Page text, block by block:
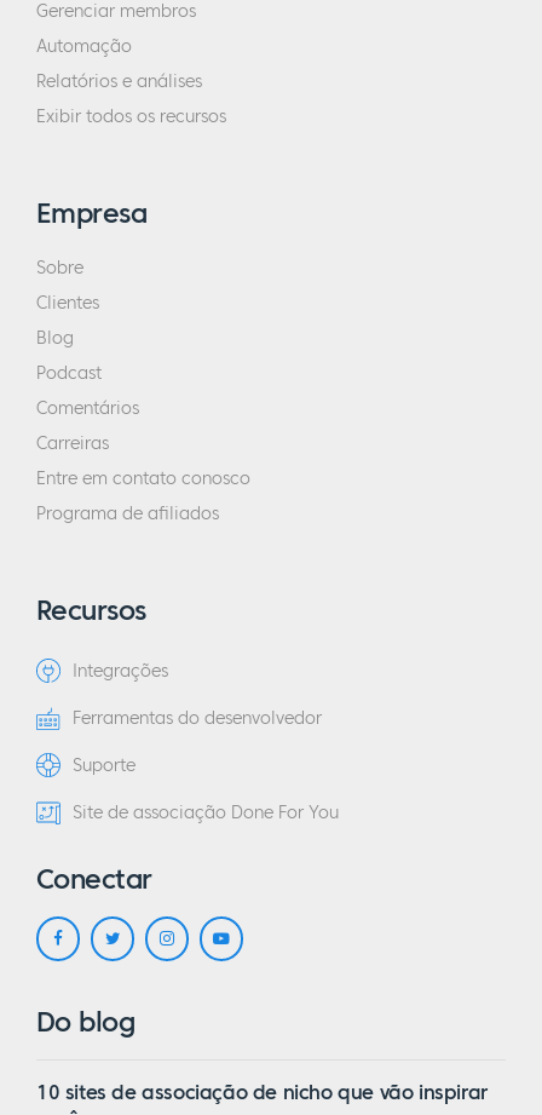
Gerenciar membros
Automação
Relatórios e análises
Exibir todos os recursos
Empresa
Sobre
Clientes
Blog
Podcast
Comentários
Carreiras
Entre em contato conosco
Programa de afiliados
Recursos
Integrações
Ferramentas do desenvolvedor
Suporte
Site de associação Done For You
Conectar
Do blog
10 sites de associação de nicho que vão inspirar